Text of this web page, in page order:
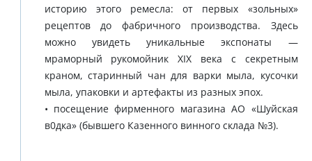
историю этого ремесла: от первых «зольных»
рецептов до фабричного производства. Здесь
можно увидеть уникальные экспонаты —
мраморный рукомойник XIX века с секретным
краном, старинный чан для варки мыла, кусочки
мыла, упаковки и артефакты из разных эпох.
• посещение фирменного магазина АО «Шуйская
в0дка» (бывшего Казенного винного склада №3).